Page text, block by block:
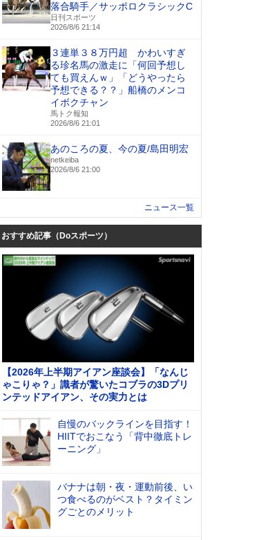
落合騎手／サッポロクラシックC
日刊スポーツ
2026/8/6 21:14
３連単３８万円超 かわいすぎ
る珍名馬の激走に「何回予想し
ても買えんｗ」「どうやったら
予想できる？？」船橋のメンコ
イボクチャン
馬トク報知
2026/8/6 21:01
あのころの夏、今の夏/島田明宏
netkeiba
2026/8/6 21:00
ニュース一覧
おすすめ記事（Doスポーツ）
【2026年上半期アイアン座談会】「なんじ
ゃこりゃ？」識者が驚いたコブラの3Dプリ
ンテッドアイアン、その実力とは
自慢のバックラインを目指す！
HIITでおこなう「背中徹底トレ
ーニング」
バナナは朝・夜・運動前後、い
つ食べるのがベスト？タイミン
グごとのメリット